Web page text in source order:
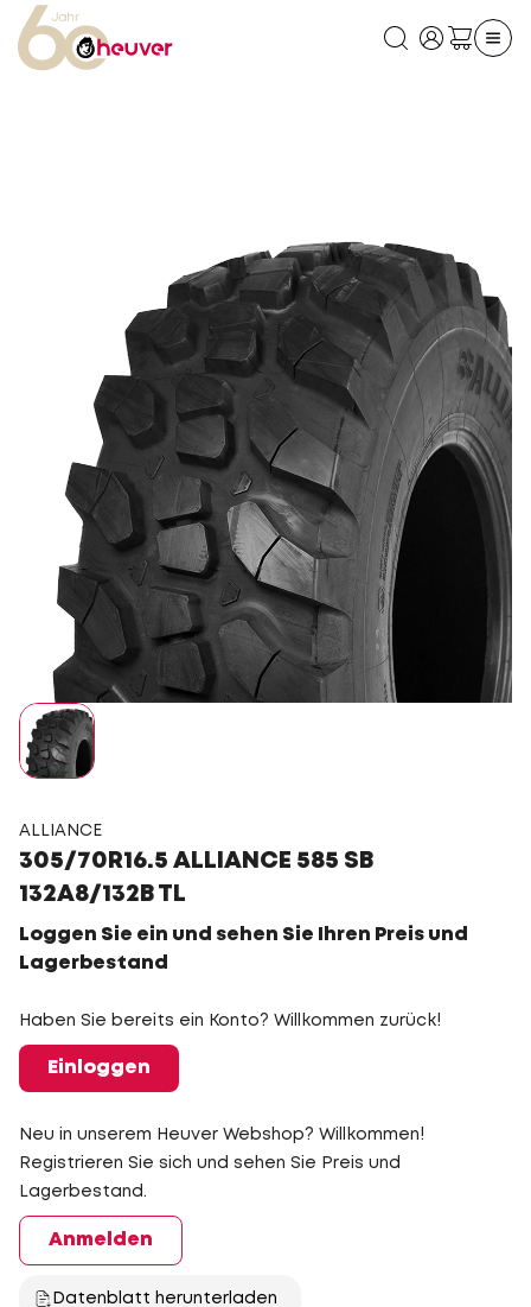
ALLIANCE
305/70R16.5 ALLIANCE 585 SB
132A8/132B TL
Loggen Sie ein und sehen Sie Ihren Preis und
Lagerbestand
Haben Sie bereits ein Konto? Willkommen zurück!
Einloggen
Neu in unserem Heuver Webshop? Willkommen!
Registrieren Sie sich und sehen Sie Preis und
Lagerbestand.
Anmelden
Datenblatt herunterladen